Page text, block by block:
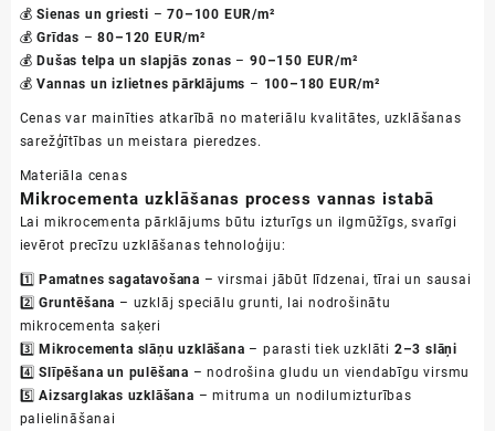
💰Sienas un griesti –70–100 EUR/m²
💰Grīdas –80–120 EUR/m²
💰Dušas telpa un slapjās zonas – 90–150 EUR/m²
💰Vannas un izlietnes pārklājums – 100–180 EUR/m²
Cenas var mainīties atkarībā no materiālu kvalitātes, uzklāšanas
sarežģītības un meistara pieredzes.
Materiāla cenas
Mikrocementa uzklāšanas process vannas istabā
Lai mikrocementa pārklājums būtu izturīgs un ilgmūžīgs, svarīgi
ievērot precīzu uzklāšanas tehnoloģiju:
1️⃣Pamatnes sagatavošana – virsmai jābūt līdzenai, tīrai un sausai
2️⃣Gruntēšana – uzklāj speciālu grunti, lai nodrošinātu
mikrocementa saķeri
3️⃣Mikrocementa slāņu uzklāšana – parasti tiek uzklāti 2–3 slāņi
4️⃣Slīpēšana un pulēšana – nodrošina gludu un viendabīgu virsmu
5️⃣Aizsarglakas uzklāšana – mitruma un nodilumizturības
palielināšanai